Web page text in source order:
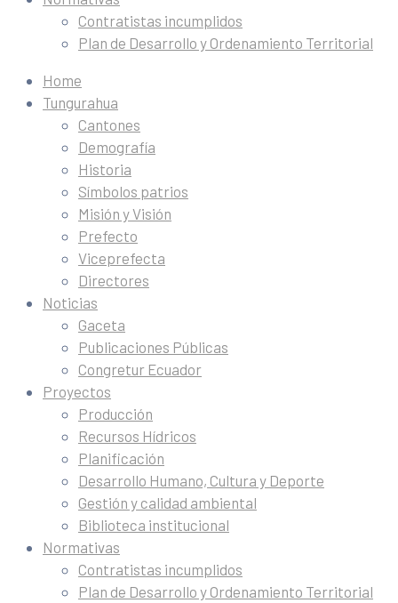
Contratistas incumplidos
Plan de Desarrollo y Ordenamiento Territorial
Home
Tungurahua
Cantones
Demografía
Historia
Símbolos patrios
Misión y Visión
Prefecto
Viceprefecta
Directores
Noticias
Gaceta
Publicaciones Públicas
Congretur Ecuador
Proyectos
Producción
Recursos Hídricos
Planificación
Desarrollo Humano, Cultura y Deporte
Gestión y calidad ambiental
Biblioteca institucional
Normativas
Contratistas incumplidos
Plan de Desarrollo y Ordenamiento Territorial